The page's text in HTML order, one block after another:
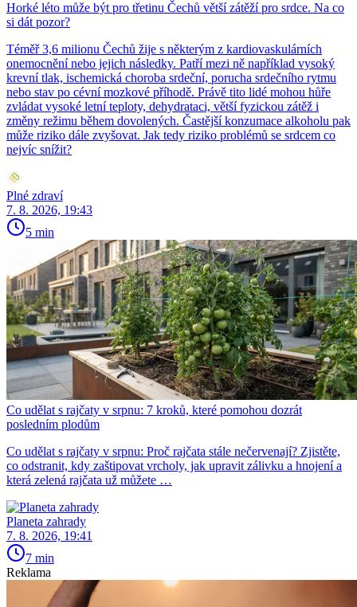
Horké léto může být pro třetinu Čechů větší zátěží pro srdce. Na co
si dát pozor?
Téměř 3,6 milionu Čechů žije s některým z kardiovaskulárních
onemocnění nebo jejich následky. Patří mezi ně například vysoký
krevní tlak, ischemická choroba srdeční, porucha srdečního rytmu
nebo stav po cévní mozkové příhodě. Právě tito lidé mohou hůře
zvládat vysoké letní teploty, dehydrataci, větší fyzickou zátěž i
změny režimu během dovolených. Častější konzumace alkoholu pak
může riziko dále zvyšovat. Jak tedy riziko problémů se srdcem co
nejvíc snížit?
Plné zdraví
7. 8. 2026, 19:43
5 min
Co udělat s rajčaty v srpnu: 7 kroků, které pomohou dozrát
posledním plodům
Co udělat s rajčaty v srpnu: Proč rajčata stále nečervenají? Zjistěte,
co odstranit, kdy zaštipovat vrcholy, jak upravit zálivku a hnojení a
která zelená rajčata už můžete …
Planeta zahrady
7. 8. 2026, 19:41
7 min
Reklama